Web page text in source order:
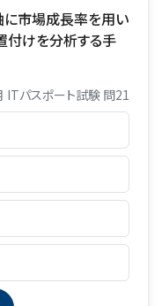
に市場成長率を用い
付けを分析する手
ITパスポート試験 問21